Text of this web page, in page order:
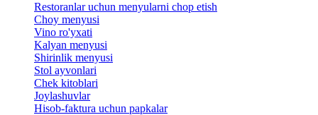
Restoranlar uchun menyularni chop etish
Choy menyusi
Vino ro'yxati
Kalyan menyusi
Shirinlik menyusi
Stol ayvonlari
Chek kitoblari
Joylashuvlar
Hisob-faktura uchun papkalar